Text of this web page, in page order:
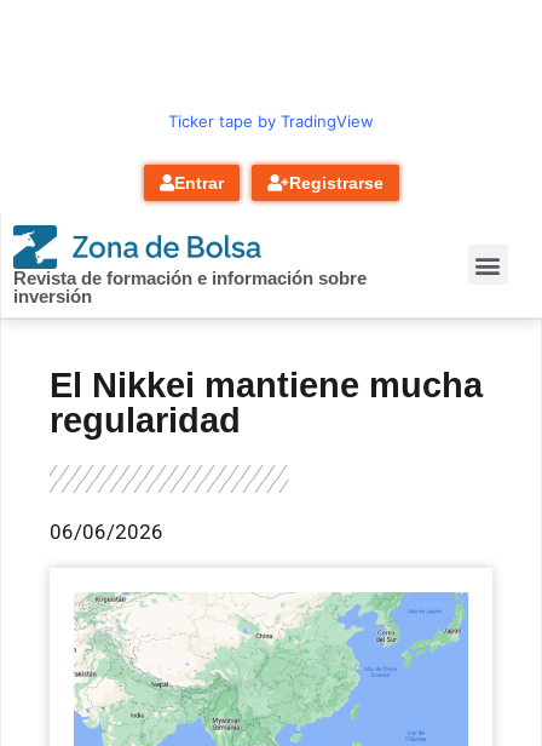
Ticker tape by TradingView
Entrar Registrarse
Revista de formación e información sobre
inversión
El Nikkei mantiene mucha
regularidad
06/06/2026